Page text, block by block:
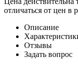
отличаться от цен в
Описание
Отзывы
Задать вопрос